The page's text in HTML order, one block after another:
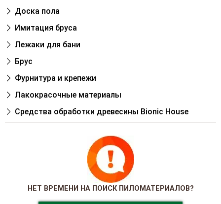
Доска пола
Имитация бруса
Лежаки для бани
Брус
Фурнитура и крепежи
Лакокрасочные материалы
Cредства обработки древесины Bionic House
НЕТ ВРЕМЕНИ НА ПОИСК ПИЛОМАТЕРИАЛОВ?